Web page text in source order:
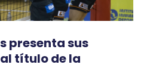
presenta sus
título de la